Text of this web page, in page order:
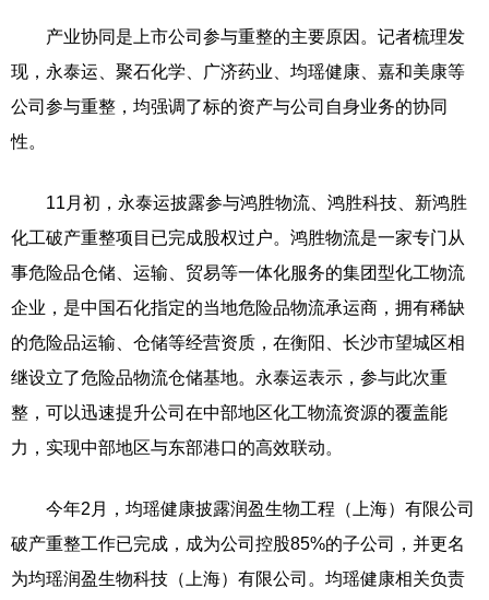
产业协同是上市公司参与重整的主要原因。记者梳理发
现，永泰运、聚石化学、广济药业、均瑶健康、嘉和美康等
公司参与重整，均强调了标的资产与公司自身业务的协同
性。
11月初，永泰运披露参与鸿胜物流、鸿胜科技、新鸿胜
化工破产重整项目已完成股权过户。鸿胜物流是一家专门从
事危险品仓储、运输、贸易等一体化服务的集团型化工物流
企业，是中国石化指定的当地危险品物流承运商，拥有稀缺
的危险品运输、仓储等经营资质，在衡阳、长沙市望城区相
继设立了危险品物流仓储基地。永泰运表示，参与此次重
整，可以迅速提升公司在中部地区化工物流资源的覆盖能
力，实现中部地区与东部港口的高效联动。
今年2月，均瑶健康披露润盈生物工程（上海）有限公司
破产重整工作已完成，成为公司控股85%的子公司，并更名
为均瑶润盈生物科技（上海）有限公司。均瑶健康相关负责